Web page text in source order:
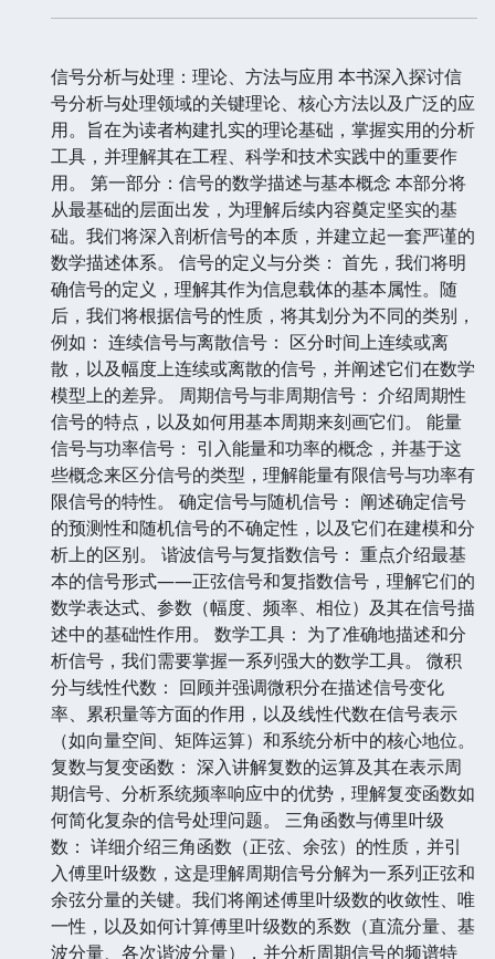
信号分析与处理：理论、方法与应用 本书深入探讨信
号分析与处理领域的关键理论、核心方法以及广泛的应
用。旨在为读者构建扎实的理论基础，掌握实用的分析
工具，并理解其在工程、科学和技术实践中的重要作
用。 第一部分：信号的数学描述与基本概念 本部分将
从最基础的层面出发，为理解后续内容奠定坚实的基
础。我们将深入剖析信号的本质，并建立起一套严谨的
数学描述体系。 信号的定义与分类： 首先，我们将明
确信号的定义，理解其作为信息载体的基本属性。随
后，我们将根据信号的性质，将其划分为不同的类别，
例如： 连续信号与离散信号： 区分时间上连续或离
散，以及幅度上连续或离散的信号，并阐述它们在数学
模型上的差异。 周期信号与非周期信号： 介绍周期性
信号的特点，以及如何用基本周期来刻画它们。 能量
信号与功率信号： 引入能量和功率的概念，并基于这
些概念来区分信号的类型，理解能量有限信号与功率有
限信号的特性。 确定信号与随机信号： 阐述确定信号
的预测性和随机信号的不确定性，以及它们在建模和分
析上的区别。 谐波信号与复指数信号： 重点介绍最基
本的信号形式——正弦信号和复指数信号，理解它们的
数学表达式、参数（幅度、频率、相位）及其在信号描
述中的基础性作用。 数学工具： 为了准确地描述和分
析信号，我们需要掌握一系列强大的数学工具。 微积
分与线性代数： 回顾并强调微积分在描述信号变化
率、累积量等方面的作用，以及线性代数在信号表示
（如向量空间、矩阵运算）和系统分析中的核心地位。
复数与复变函数： 深入讲解复数的运算及其在表示周
期信号、分析系统频率响应中的优势，理解复变函数如
何简化复杂的信号处理问题。 三角函数与傅里叶级
数： 详细介绍三角函数（正弦、余弦）的性质，并引
入傅里叶级数，这是理解周期信号分解为一系列正弦和
余弦分量的关键。我们将阐述傅里叶级数的收敛性、唯
一性，以及如何计算傅里叶级数的系数（直流分量、基
波分量、各次谐波分量），并分析周期信号的频谱特